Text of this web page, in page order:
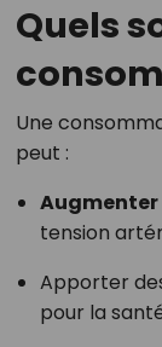
Quels
Une
peut :
Augmenter
tension
Apporter
pour la